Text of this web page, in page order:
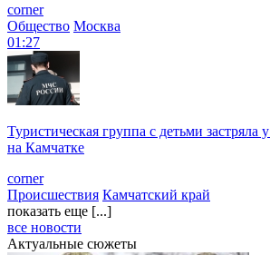
corner
Общество Москва
01:27
Туристическая группа с детьми застряла
на Камчатке
corner
Происшествия Камчатский край
показать еще [...]
все новости
Актуальные сюжеты